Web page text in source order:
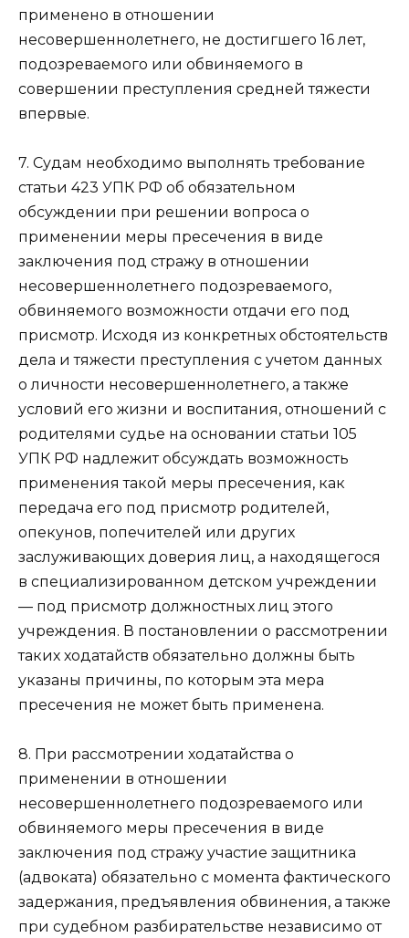
применено в отношении
несовершеннолетнего, не достигшего 16 лет,
подозреваемого или обвиняемого в
совершении преступления средней тяжести
впервые.
7. Судам необходимо выполнять требование
статьи 423 УПК РФ об обязательном
обсуждении при решении вопроса о
применении меры пресечения в виде
заключения под стражу в отношении
несовершеннолетнего подозреваемого,
обвиняемого возможности отдачи его под
присмотр. Исходя из конкретных обстоятельств
дела и тяжести преступления с учетом данных
о личности несовершеннолетнего, а также
условий его жизни и воспитания, отношений с
родителями судье на основании статьи 105
УПК РФ надлежит обсуждать возможность
применения такой меры пресечения, как
передача его под присмотр родителей,
опекунов, попечителей или других
заслуживающих доверия лиц, а находящегося
в специализированном детском учреждении
— под присмотр должностных лиц этого
учреждения. В постановлении о рассмотрении
таких ходатайств обязательно должны быть
указаны причины, по которым эта мера
пресечения не может быть применена.
8. При рассмотрении ходатайства о
применении в отношении
несовершеннолетнего подозреваемого или
обвиняемого меры пресечения в виде
заключения под стражу участие защитника
(адвоката) обязательно с момента фактического
задержания, предъявления обвинения, а также
при судебном разбирательстве независимо от